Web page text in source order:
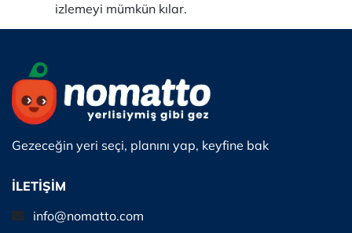
izlemeyi mümkün kılar.
Gezeceğin yeri seçi, planını yap, keyfine bak
İLETİŞİM
info@nomatto.com